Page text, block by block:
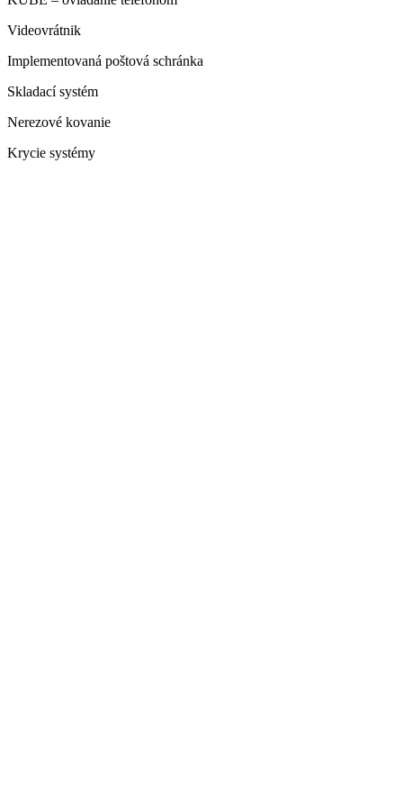
Videovrátnik
Implementovaná poštová schránka
Skladací systém
Nerezové kovanie
Krycie systémy